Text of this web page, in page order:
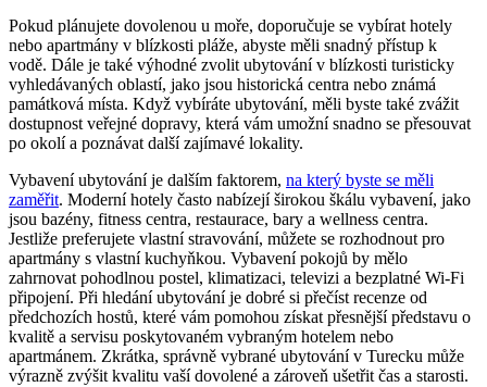
Pokud plánujete dovolenou u moře, doporučuje se vybírat hotely
nebo apartmány v blízkosti pláže, abyste měli snadný přístup k
vodě. Dále je také výhodné zvolit ubytování v blízkosti turisticky
vyhledávaných oblastí, jako jsou historická centra nebo známá
památková místa. Když vybíráte ubytování, měli byste také zvážit
dostupnost veřejné dopravy, která vám umožní snadno se přesouvat
po okolí a poznávat další zajímavé lokality.
Vybavení ubytování je dalším faktorem, na který byste se měli
zaměřit. Moderní hotely často nabízejí širokou škálu vybavení, jako
jsou bazény, fitness centra, restaurace, bary a wellness centra.
Jestliže preferujete vlastní stravování, můžete se rozhodnout pro
apartmány s vlastní kuchyňkou. Vybavení pokojů by mělo
zahrnovat pohodlnou postel, klimatizaci, televizi a bezplatné Wi-Fi
připojení. Při hledání ubytování je dobré si přečíst recenze od
předchozích hostů, které vám pomohou získat přesnější představu o
kvalitě a servisu poskytovaném vybraným hotelem nebo
apartmánem. Zkrátka, správně vybrané ubytování v Turecku může
výrazně zvýšit kvalitu vaší dovolené a zároveň ušetřit čas a starosti.